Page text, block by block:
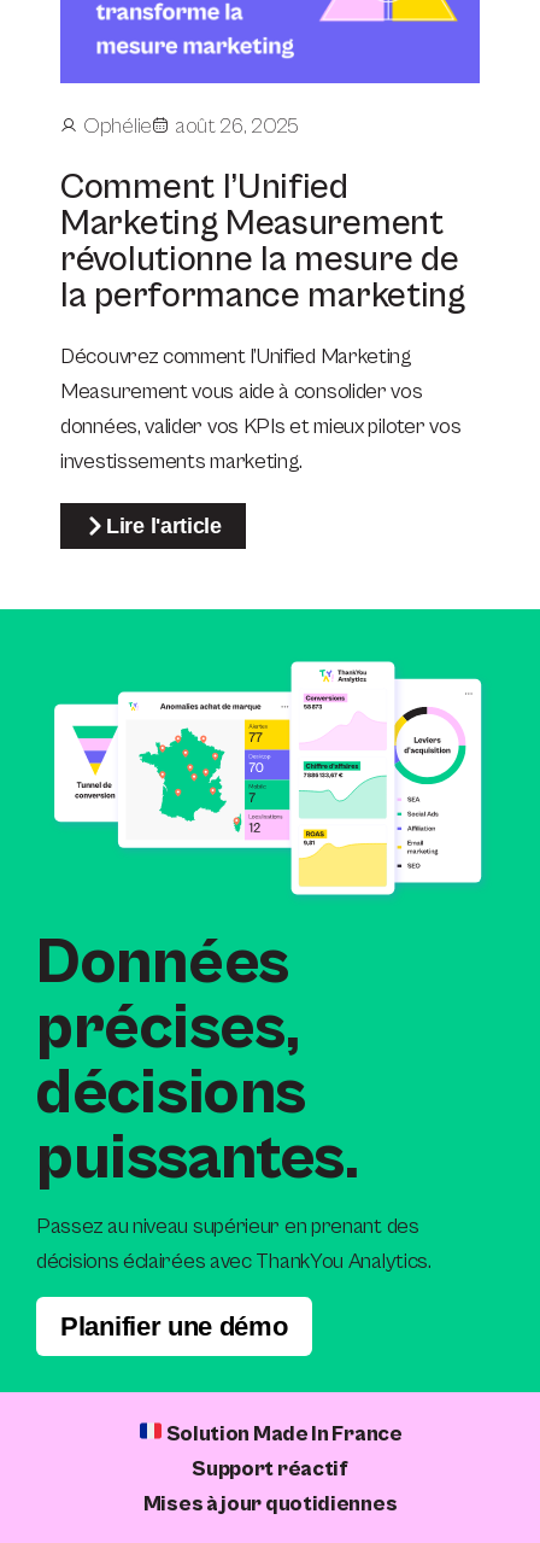
Ophélie août 26, 2025
Comment l’Unified
Marketing Measurement
révolutionne la mesure de
la performance marketing
Découvrez comment l’Unified Marketing
Measurement vous aide à consolider vos
données, valider vos KPIs et mieux piloter vos
investissements marketing.
Lire l'article
Données
précises,
décisions
puissantes.
Passez au niveau supérieur en prenant des
décisions éclairées avec ThankYou Analytics.
Planifier une démo
Solution Made In France
Support réactif
Mises à jour quotidiennes